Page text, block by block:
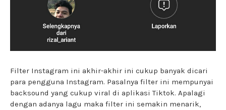
Filter Instagram ini akhir-akhir ini cukup banyak dicari
para pengguna Instagram. Pasalnya filter ini mempunyai
backsound yang cukup viral di aplikasi Tiktok. Apalagi
dengan adanya lagu maka filter ini semakin menarik,